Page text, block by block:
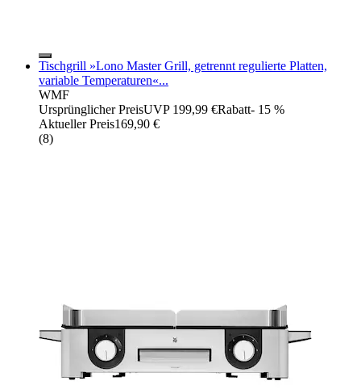
Tischgrill »Lono Master Grill, getrennt regulierte Platten,
variable Temperaturen«...
WMF
Ursprünglicher PreisUVP 199,99 €Rabatt- 15 %
Aktueller Preis169,90 €
(8)